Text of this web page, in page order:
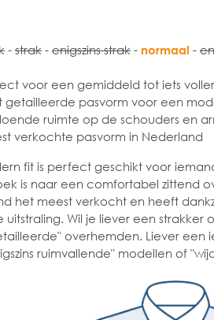
- strak - enigszins strak - normaal -
voor een gemiddeld tot iets
getailleerde pasvorm voor een
ruimte op de schouders en
verkochte pasvorm in Nederland
fit is perfect geschikt voor
is naar een comfortabel zittend
het meest verkocht en heeft
uitstraling. Wil je liever een strakker
overhemden. Liever een
ruimvallende" modellen of